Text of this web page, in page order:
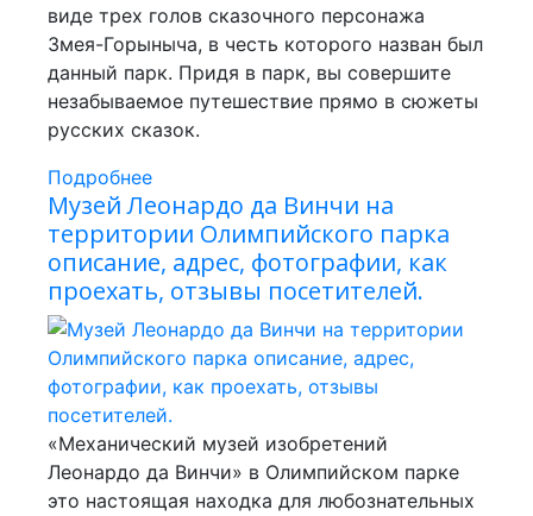
виде трех голов сказочного персонажа
Змея-Горыныча, в честь которого назван был
данный парк. Придя в парк, вы совершите
незабываемое путешествие прямо в сюжеты
русских сказок.
Подробнее
Музей Леонардо да Винчи на
территории Олимпийского парка
описание, адрес, фотографии, как
проехать, отзывы посетителей.
«Механический музей изобретений
Леонардо да Винчи» в Олимпийском парке
это настоящая находка для любознательных